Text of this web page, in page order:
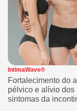
IntimaWave®
Fortalecimento do
pélvico e alívio dos
sintomas da